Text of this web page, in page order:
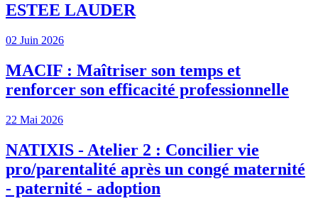
ESTEE LAUDER
02 Juin 2026
MACIF : Maîtriser son temps et
renforcer son efficacité professionnelle
22 Mai 2026
NATIXIS - Atelier 2 : Concilier vie
pro/parentalité après un congé maternité
- paternité - adoption